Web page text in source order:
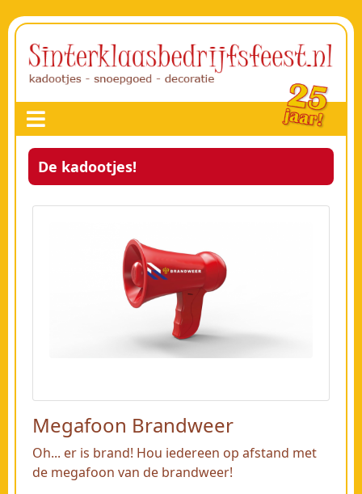
De kadootjes!
Megafoon Brandweer
Oh... er is brand! Hou iedereen op afstand met
de megafoon van de brandweer!